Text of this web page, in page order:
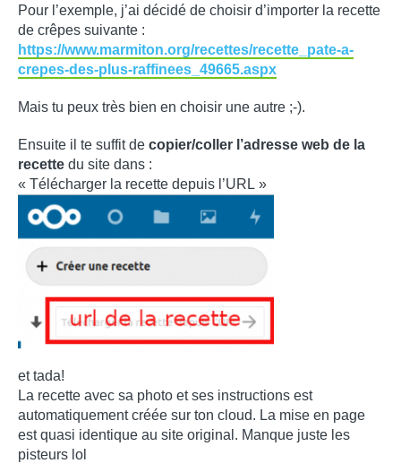
Pour l’exemple, j’ai décidé de choisir d’importer la recette
de crêpes suivante :
https://www.marmiton.org/recettes/recette_pate-a-
crepes-des-plus-raffinees_49665.aspx
Mais tu peux très bien en choisir une autre ;-).
Ensuite il te suffit de copier/coller l’adresse web de la
recette du site dans :
« Télécharger la recette depuis l’URL »
et tada!
La recette avec sa photo et ses instructions est
automatiquement créée sur ton cloud. La mise en page
est quasi identique au site original. Manque juste les
pisteurs lol